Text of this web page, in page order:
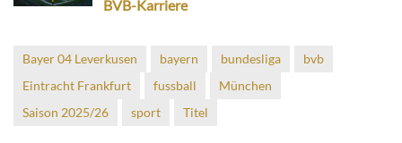
BVB-Karriere
Bayer 04 Leverkusen bayern bundesliga
bvb
Eintracht Frankfurt
fussball
München
Saison 2025/26
sport Titel